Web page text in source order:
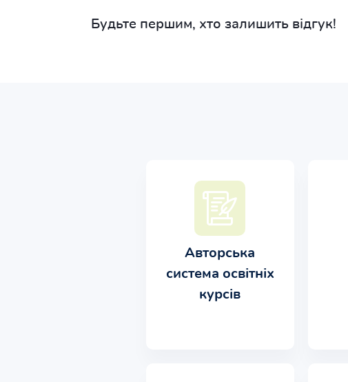
Будьте першим, хто залишить відгук!
Авторська
система освітніх
курсів